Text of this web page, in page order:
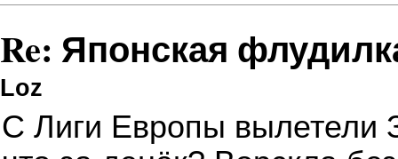
Re: Японская
Loz
С Лиги Европы вылетели